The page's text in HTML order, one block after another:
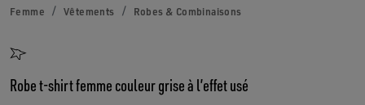
Femme Vêtements Robes & Combinaisons
Robe t-shirt femme couleur grise à l’effet usé